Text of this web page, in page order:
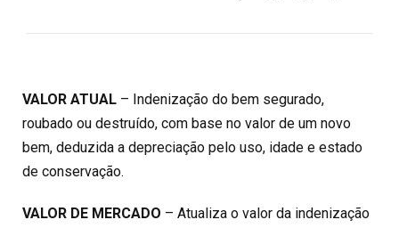
VALOR ATUAL – Indenização do bem segurado,
roubado ou destruído, com base no valor de um novo
bem, deduzida a depreciação pelo uso, idade e estado
de conservação.
VALOR DE MERCADO – Atualiza o valor da indenização